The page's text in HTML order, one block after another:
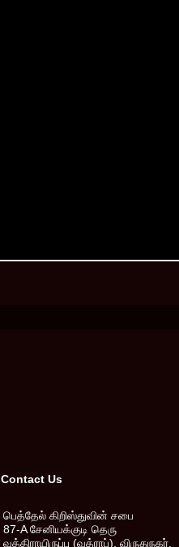
Contact Us
பெத்தேல் கிறிஸ்துவின் சபை
87-A சேனியக்குடி தெரு
வத்திராயிருப்பு (வத்ராப்), விருதுநகர்,